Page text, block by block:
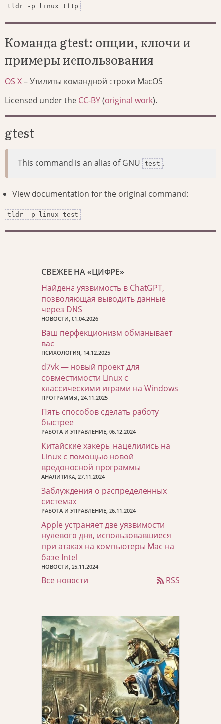
tldr -p linux tftp
Команда gtest: опции, ключи и
примеры использования
OS X– Утилиты командной строки MacOS
Licensed under the CC-BY(original work).
gtest
This command is an alias of GNU test .
View documentation for the original command:
tldr -p linux test
СВЕЖЕЕ НА «ЦИФРЕ»
Найдена уязвимость в ChatGPT,
позволяющая выводить данные
через DNS
НОВОСТИ, 01.04.2026
Ваш перфекционизм обманывает
вас
ПСИХОЛОГИЯ, 14.12.2025
d7vk — новый проект для
совместимости Linux с
классическими играми на Windows
ПРОГРАММЫ, 24.11.2025
Пять способов сделать работу
быстрее
РАБОТА И УПРАВЛЕНИЕ, 06.12.2024
Китайские хакеры нацелились на
Linux с помощью новой
вредоносной программы
АНАЛИТИКА, 27.11.2024
Заблуждения о распределенных
системах
РАБОТА И УПРАВЛЕНИЕ, 26.11.2024
Apple устраняет две уязвимости
нулевого дня, использовавшиеся
при атаках на компьютеры Mac на
базе Intel
НОВОСТИ, 25.11.2024
Все новости RSS